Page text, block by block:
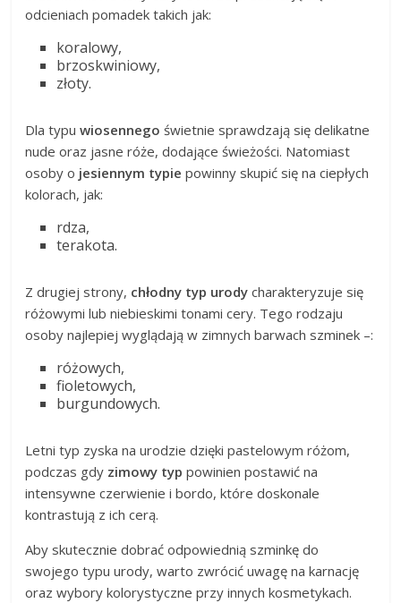
odcieniach pomadek takich jak:
koralowy,
brzoskwiniowy,
złoty.
Dla typuwiosennego świetnie sprawdzają się delikatne
nude oraz jasne róże, dodające świeżości. Natomiast
osoby o jesiennym typie powinny skupić się na ciepłych
kolorach, jak:
rdza,
terakota.
Z drugiej strony, chłodny typ urody charakteryzuje się
różowymi lub niebieskimi tonami cery. Tego rodzaju
osoby najlepiej wyglądają w zimnych barwach szminek –:
różowych,
fioletowych,
burgundowych.
Letni typ zyska na urodzie dzięki pastelowym różom,
podczas gdy zimowy typ powinien postawić na
intensywne czerwienie i bordo, które doskonale
kontrastują z ich cerą.
Aby skutecznie dobrać odpowiednią szminkę do
swojego typu urody, warto zwrócić uwagę na karnację
oraz wybory kolorystyczne przy innych kosmetykach.